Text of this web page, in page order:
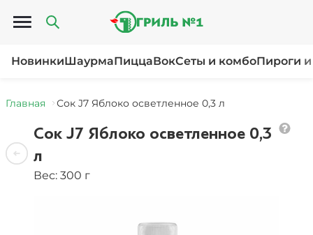
Открыть меню
НовинкиШаурмаПиццаВокСеты и комбоПироги
Главная Сок J7 Яблоко осветленное 0,3 л
Сок J7 Яблоко осветленное 0,3
л
Вес: 300 г